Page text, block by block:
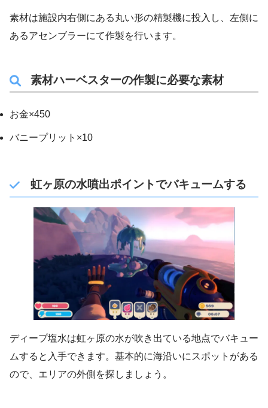
素材は施設内右側にある丸い形の精製機に投入し、左側に
あるアセンブラーにて作製を行います。
素材ハーベスターの作製に必要な素材
お金×450
バニープリット×10
虹ヶ原の水噴出ポイントでバキュームする
ディープ塩水は虹ヶ原の水が吹き出ている地点でバキュー
ムすると入手できます。基本的に海沿いにスポットがある
ので、エリアの外側を探しましょう。